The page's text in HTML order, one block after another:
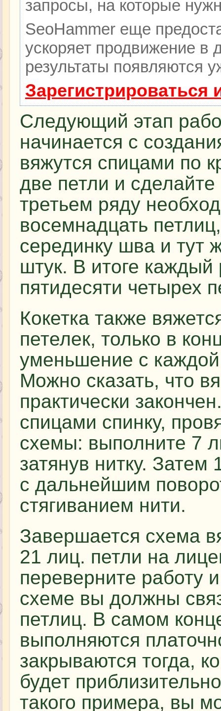
запросы, на которые
SeoHammer еще
ускоряет продвижение в
результаты появляются
Следующий этап
начинается с
вяжутся спицами по
две петли и
третьем ряду
восемнадцать
серединку шва и тут
штук. В итоге каждый
пятидесяти четырех
Кокетка также
петелек, только в
уменьшение с
Можно сказать, что
практически
спицами спинку,
схемы: выполните 7
затянув нитку. Затем
с дальнейшим
стягиванием нити.
Завершается схема
21 лиц. петли на
переверните работу
схеме вы должны
петлиц. В самом
выполняются
закрываются тогда,
будет
такого примера, вы